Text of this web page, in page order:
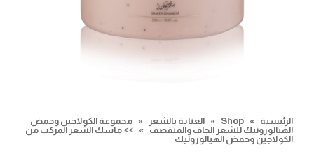
الرئيسية »
Shop
» العناية بالشعر » مجموعة الكولاجين وحمض
الهيالورونيك للشعر الجاف والمتقصف » >> ماسك الشعر المركب من
الكولاجين وحمض الهيالورونيك